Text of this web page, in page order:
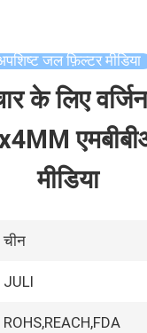
जल फ़िल्टर मीडिया
के लिए
मीडिया
चीन
JULI
ROHS,REACH,FDA